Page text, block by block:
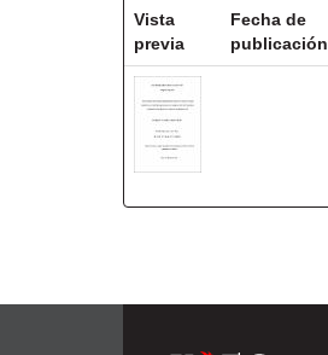
Vista
previa
Fecha de
publicación